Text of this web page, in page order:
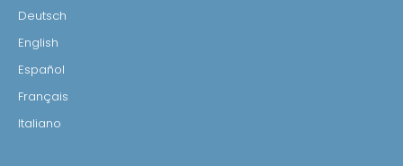
Deutsch
English
Español
Français
Italiano